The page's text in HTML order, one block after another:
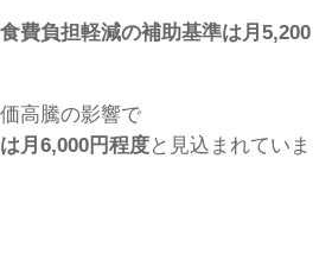
費負担軽減の補助基準は月5,200
高騰の影響で
月6,000円程度と見込まれていま